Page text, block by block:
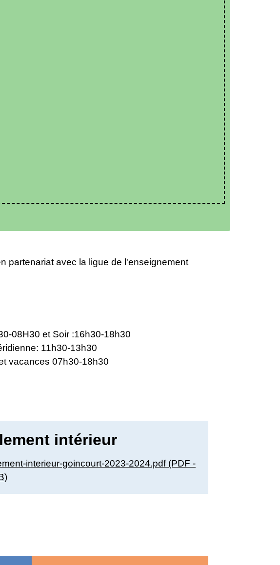
partenariat avec la ligue de l'enseignement
08H30 et Soir :16h30-18h30
11h30-13h30
vacances 07h30-18h30
intérieur
interieur-goincourt-2023-2024.pdf (PDF -